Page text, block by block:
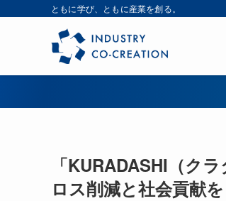
ともに学び、ともに産業を創る。
「KURADASHI（ク
ロス削減と社会貢献